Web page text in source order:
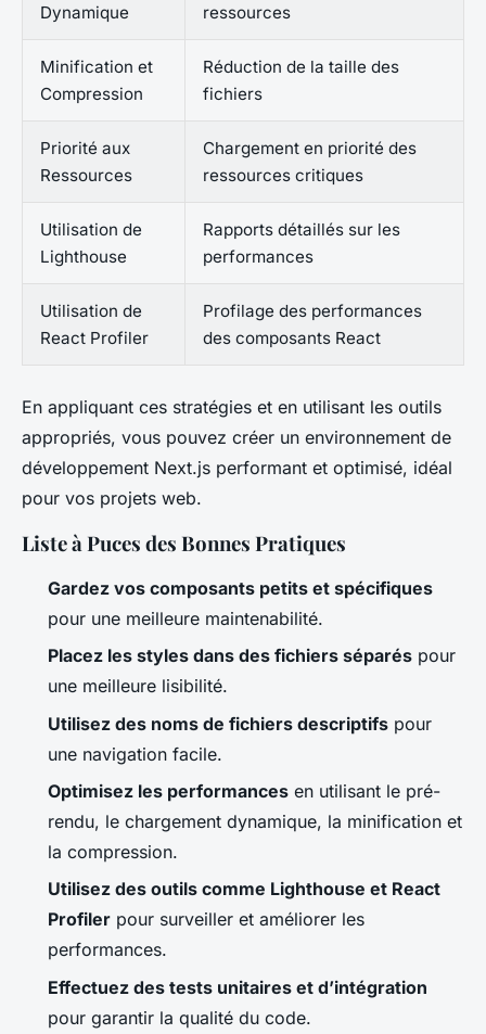
Dynamique
ressources
Minification et
Compression
Réduction de la taille des
fichiers
Priorité aux
Ressources
Chargement en priorité des
ressources critiques
Utilisation de
Lighthouse
Rapports détaillés sur les
performances
Utilisation de
React Profiler
Profilage des performances
des composants React
En appliquant ces stratégies et en utilisant les outils
appropriés, vous pouvez créer un environnement de
développement Next.js performant et optimisé, idéal
pour vos projets web.
Liste à Puces des Bonnes Pratiques
Gardez vos composants petits et spécifiques
pour une meilleure maintenabilité.
Placez les styles dans des fichiers séparés pour
une meilleure lisibilité.
Utilisez des noms de fichiers descriptifs pour
une navigation facile.
Optimisez les performances en utilisant le pré-
rendu, le chargement dynamique, la minification et
la compression.
Utilisez des outils comme Lighthouse et React
Profiler pour surveiller et améliorer les
performances.
Effectuez des tests unitaires et d’intégration
pour garantir la qualité du code.